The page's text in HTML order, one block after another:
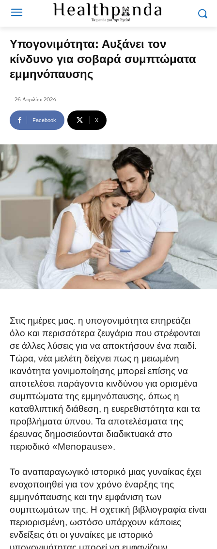
Υπογονιμότητα: Αυξάνει τον
κίνδυνο για σοβαρά συμπτώματα
εμμηνόπαυσης
26 Απριλίου 2024
Facebook X
Στις ημέρες μας. η υπογονιμότητα επηρεάζει
όλο και περισσότερα ζευγάρια που στρέφονται
σε άλλες λύσεις για να αποκτήσουν ένα παιδί.
Τώρα, νέα μελέτη δείχνει πως η μειωμένη
ικανότητα γονιμοποίησης μπορεί επίσης να
αποτελέσει παράγοντα κινδύνου για ορισμένα
συμπτώματα της εμμηνόπαυσης, όπως η
καταθλιπτική διάθεση, η ευερεθιστότητα και τα
προβλήματα ύπνου. Τα αποτελέσματα της
έρευνας δημοσιεύονται διαδικτυακά στο
περιοδικό «Menopause».
Το αναπαραγωγικό ιστορικό μιας γυναίκας έχει
ενοχοποιηθεί για τον χρόνο έναρξης της
εμμηνόπαυσης και την εμφάνιση των
συμπτωμάτων της. Η σχετική βιβλιογραφία είναι
περιορισμένη, ωστόσο υπάρχουν κάποιες
ενδείξεις ότι οι γυναίκες με ιστορικό